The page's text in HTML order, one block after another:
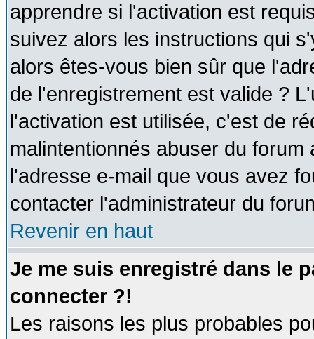
apprendre si l'activation est
suivez alors les instructions qui
alors êtes-vous bien sûr que
de l'enregistrement est valide ?
l'activation est utilisée, c'est de
malintentionnés abuser du
l'adresse e-mail que vous avez
contacter l'administrateur du
Revenir en haut
Je me suis enregistré dans le
connecter ?!
Les raisons les plus probables